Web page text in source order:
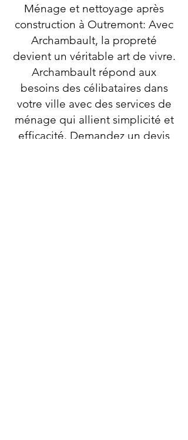
Ménage et nettoyage après
construction à Outremont: Avec
Archambault, la propreté
devient un véritable art de vivre.
Archambault répond aux
besoins des célibataires dans
votre ville avec des services de
ménage qui allient simplicité et
efficacité. Demandez un devis